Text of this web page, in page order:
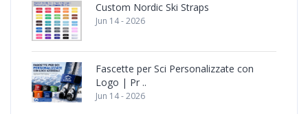
Custom Nordic Ski Straps
Jun 14 - 2026
Fascette per Sci Personalizzate con
Logo | Pr ..
Jun 14 - 2026